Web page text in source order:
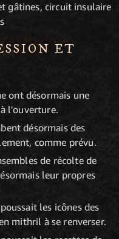
gâtines, circuit insulaire
ET
ont désormais une
l'ouverture.
désormais des
comme prévu.
de récolte de
leur propres
les icônes des
mithril à se renverser.